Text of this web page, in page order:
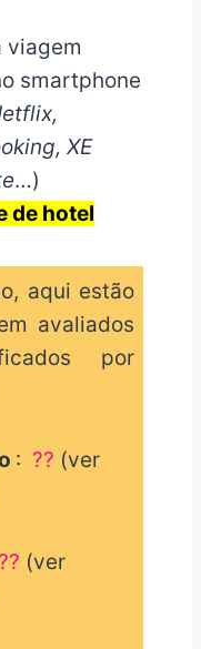
viagem
smartphone
XE
…)
de hotel
aqui estão
avaliados
por
: ?? (ver
?? (ver